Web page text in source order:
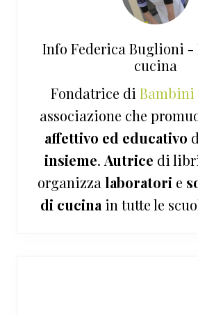
Info Federica Buglioni
cucina
Fondatrice di Bambini
associazione che
affettivo ed educativo
insieme. Autrice di
organizza laboratori e
di cucina in tutte le